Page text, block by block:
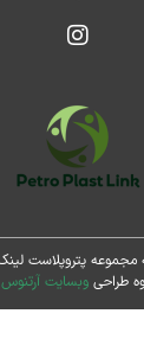
لینک
وبسایت آرتنوس